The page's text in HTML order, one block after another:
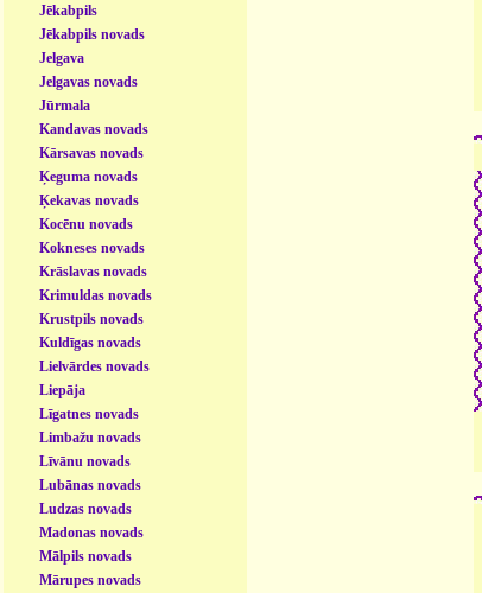
Jēkabpils
Jēkabpils novads
Jelgava
Jelgavas novads
Jūrmala
Kandavas novads
Kārsavas novads
Ķeguma novads
Ķekavas novads
Kocēnu novads
Kokneses novads
Krāslavas novads
Krimuldas novads
Krustpils novads
Kuldīgas novads
Lielvārdes novads
Liepāja
Līgatnes novads
Limbažu novads
Līvānu novads
Lubānas novads
Ludzas novads
Madonas novads
Mālpils novads
Mārupes novads